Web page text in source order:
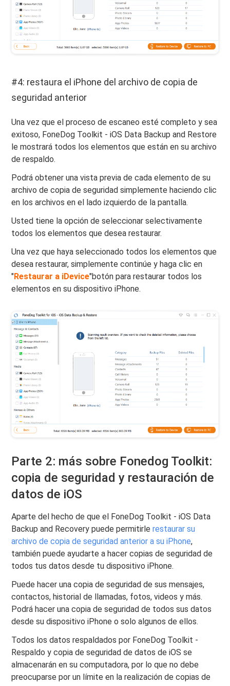
#4: restaura el iPhone del archivo de copia de
seguridad anterior
Una vez que el proceso de escaneo esté completo y sea
exitoso, FoneDog Toolkit - iOS Data Backup and Restore
le mostrará todos los elementos que están en su archivo
de respaldo.
Podrá obtener una vista previa de cada elemento de su
archivo de copia de seguridad simplemente haciendo clic
en los archivos en el lado izquierdo de la pantalla.
Usted tiene la opción de seleccionar selectivamente
todos los elementos que desea restaurar.
Una vez que haya seleccionado todos los elementos que
desea restaurar, simplemente continúe y haga clic en
"Restaurar a iDevice"botón para restaurar todos los
elementos en su dispositivo iPhone.
Parte 2: más sobre Fonedog Toolkit:
copia de seguridad y restauración de
datos de iOS
Aparte del hecho de que el FoneDog Toolkit - iOS Data
Backup and Recovery puede permitirlerestaurar su
archivo de copia de seguridad anterior a su iPhone,
también puede ayudarte a hacer copias de seguridad de
todos tus datos desde tu dispositivo iPhone.
Puede hacer una copia de seguridad de sus mensajes,
contactos, historial de llamadas, fotos, videos y más.
Podrá hacer una copia de seguridad de todos sus datos
desde su dispositivo iPhone o solo algunos de ellos.
Todos los datos respaldados por FoneDog Toolkit -
Respaldo y copia de seguridad de datos de iOS se
almacenarán en su computadora, por lo que no debe
preocuparse por un límite en la realización de copias de